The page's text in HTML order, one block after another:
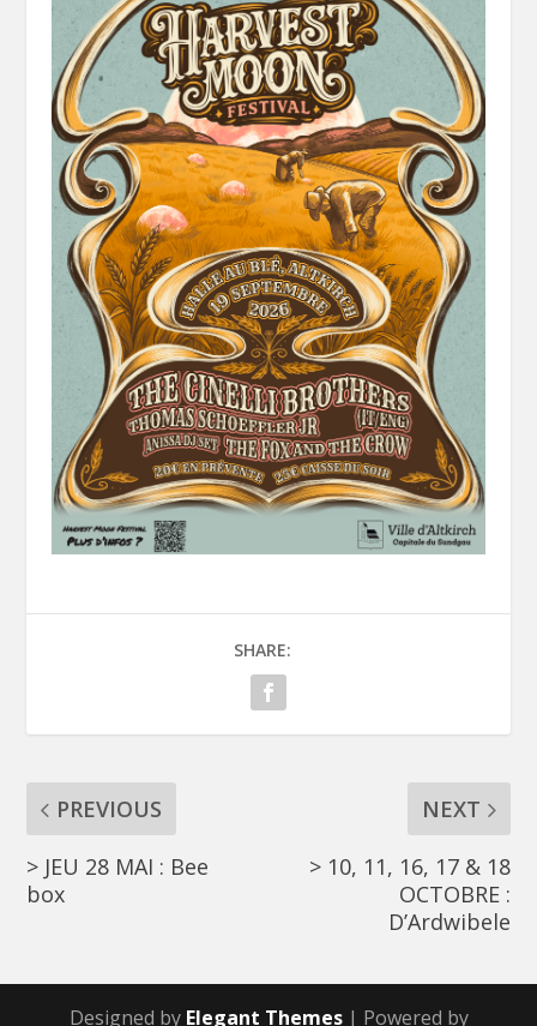
SHARE:
PREVIOUS
> JEU 28 MAI : Bee
box
NEXT
> 10, 11, 16, 17 & 18
OCTOBRE :
D’Ardwibele
Designed by Elegant Themes| Powered by